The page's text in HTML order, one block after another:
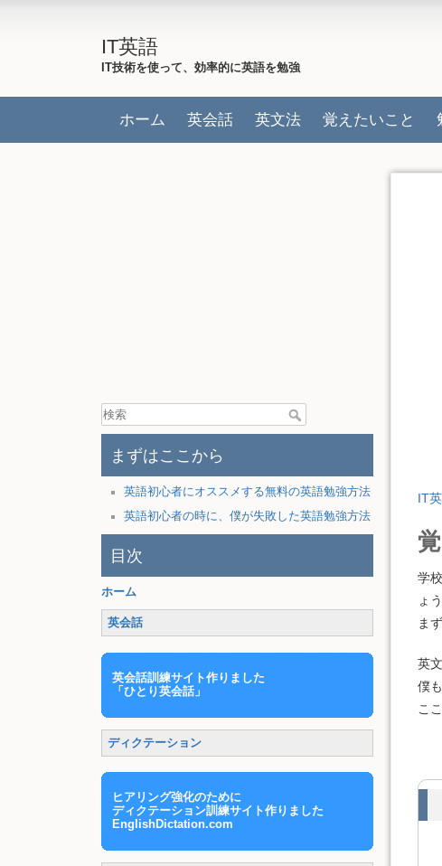
IT英語
IT技術を使って、効率的に英語を勉強
ホーム 英会話 英文法 覚えたいこと
まずはここから
英語初心者にオススメする無料の英語勉強方法
英語初心者の時に、僕が失敗した英語勉強方法
目次
ホーム
英会話
英会話訓練サイト作りました
「ひとり英会話」
ディクテーション
ヒアリング強化のために
ディクテーション訓練サイト作りました
EnglishDictation.com
IT
学
ょ
ま
英
僕
こ